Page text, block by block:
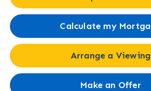
Calculate my
Arrange a Viewing
Make an Offer